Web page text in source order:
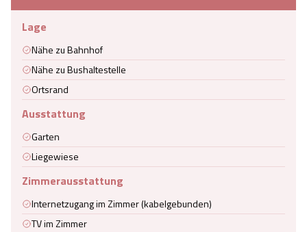
Lage
Nähe zu Bahnhof
Nähe zu Bushaltestelle
Ortsrand
Ausstattung
Garten
Liegewiese
Zimmerausstattung
Internetzugang im Zimmer (kabelgebunden)
TV im Zimmer